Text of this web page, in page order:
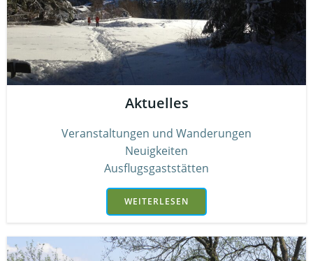
Aktuelles
Veranstaltungen und Wanderungen
Neuigkeiten
Ausflugsgaststätten
WEITERLESEN